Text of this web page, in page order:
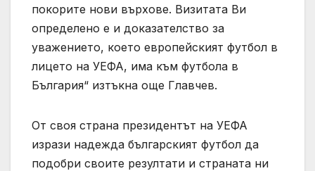
покорите нови върхове. Визитата Ви
определено е и доказателство за
уважението, което европейският футбол в
лицето на УЕФА, има към футбола в
България“ изтъкна още Главчев.
От своя страна президентът на УЕФА
изрази надежда българският футбол да
подобри своите резултати и страната ни